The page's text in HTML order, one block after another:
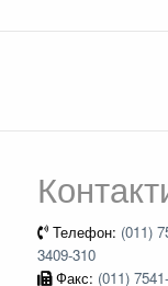
Телефон: (011)
3409-310
Факс: (011)